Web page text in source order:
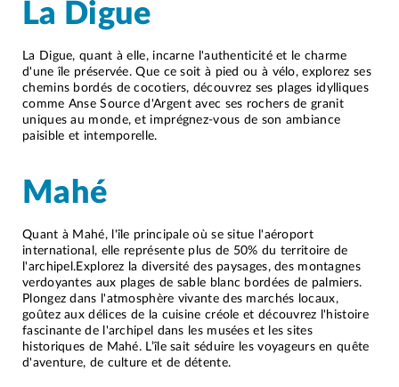
La Digue
La Digue, quant à elle, incarne l'authenticité et le charme
d'une île préservée. Que ce soit à pied ou à vélo, explorez ses
chemins bordés de cocotiers, découvrez ses plages idylliques
comme Anse Source d'Argent avec ses rochers de granit
uniques au monde, et imprégnez-vous de son ambiance
paisible et intemporelle.
Mahé
Quant à Mahé, l'île principale où se situe l'aéroport
international, elle représente plus de 50% du territoire de
l'archipel.Explorez la diversité des paysages, des montagnes
verdoyantes aux plages de sable blanc bordées de palmiers.
Plongez dans l'atmosphère vivante des marchés locaux,
goûtez aux délices de la cuisine créole et découvrez l'histoire
fascinante de l'archipel dans les musées et les sites
historiques de Mahé. L’île sait séduire les voyageurs en quête
d'aventure, de culture et de détente.